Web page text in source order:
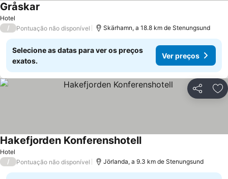
Hotel
Gråskar
/ Pontuação não disponível Skärhamn, a 18.8 km de Stenungsund
Selecione as datas para ver os preços
exatos.
Ver preços
Partilhar
Hotel
Hakefjorden KonferenshotellVer preços
/ Pontuação não disponível Jörlanda, a 9.3 km de Stenungsund